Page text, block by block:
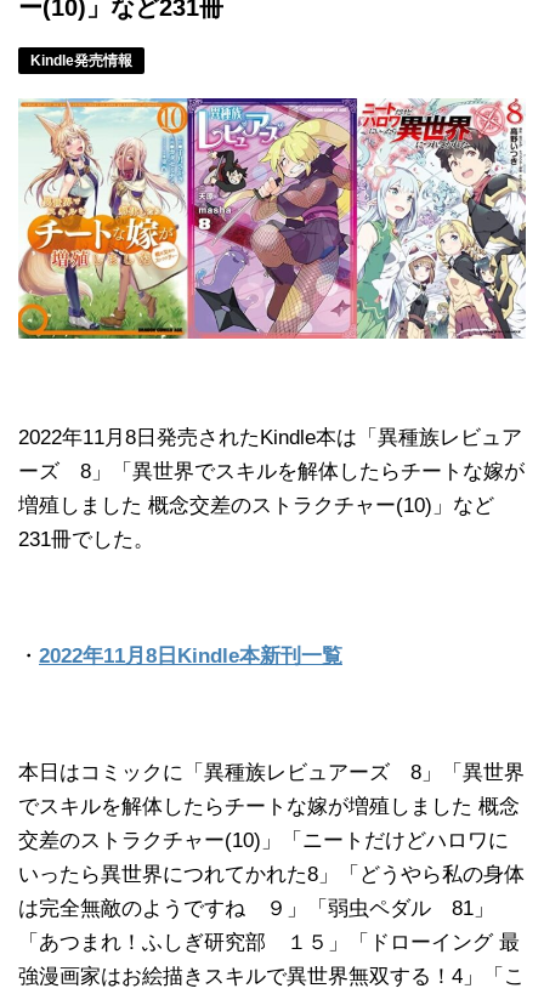
ー(10)」など231冊
Kindle発売情報
2022年11月8日発売されたKindle本は「異種族レビュア
ーズ 8」「異世界でスキルを解体したらチートな嫁が
増殖しました 概念交差のストラクチャー(10)」など
231冊でした。
・ 2022年11月8日Kindle本新刊一覧
本日はコミックに「異種族レビュアーズ 8」「異世界
でスキルを解体したらチートな嫁が増殖しました 概念
交差のストラクチャー(10)」「ニートだけどハロワに
いったら異世界につれてかれた8」「どうやら私の身体
は完全無敵のようですね ９」「弱虫ペダル 81」
「あつまれ！ふしぎ研究部 １５」「ドローイング 最
強漫画家はお絵描きスキルで異世界無双する！4」「こ